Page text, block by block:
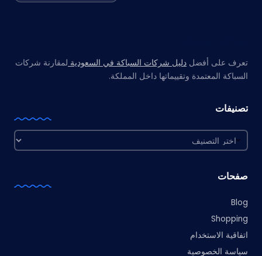
تعرف على أفضل دليل شركات السباكة في السعودية لمقارنة شركات
السباكة المعتمدة وتقييماتها داخل المملكة.
تصنيفات
تصنيفات
صفحات
Blog
Shopping
اتفاقية الاستخدام
سياسة الخصوصية